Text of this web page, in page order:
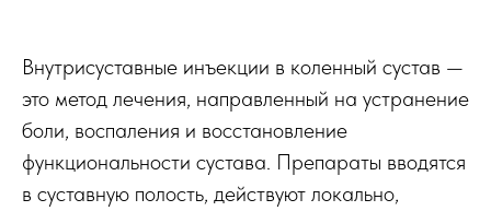
Внутрисуставные инъекции в коленный сустав —
это метод лечения, направленный на устранение
боли, воспаления и восстановление
функциональности сустава. Препараты вводятся
в суставную полость, действуют локально,